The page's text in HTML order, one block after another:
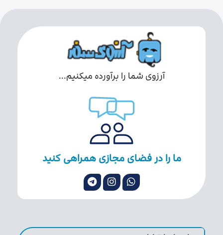
آرزوی شما را برآورده میکنیم...
ما را در فضای مجازی همراهی کنید